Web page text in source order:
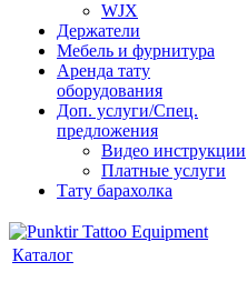
WJX
Держатели
Мебель и фурнитура
Аренда тату
оборудования
Доп. услуги/Спец.
предложения
Видео инструкции
Платные услуги
Тату барахолка
Каталог